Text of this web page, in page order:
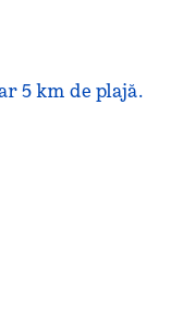
5 km de plajă.